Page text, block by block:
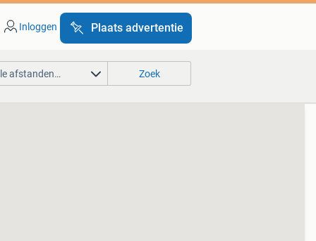
Inloggen Plaats advertentie
afstanden… Zoek